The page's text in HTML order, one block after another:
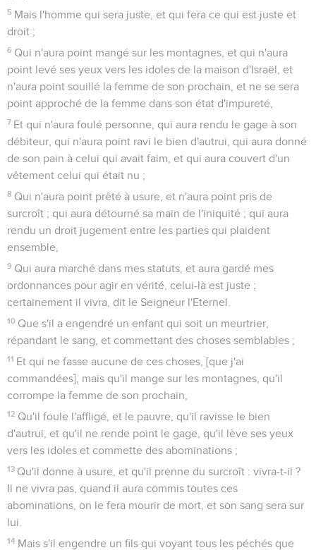
5 Mais l'homme qui sera juste, et qui fera ce qui est juste et
droit ;
6 Qui n'aura point mangé sur les montagnes, et qui n'aura
point levé ses yeux vers les idoles de la maison d'Israël, et
n'aura point souillé la femme de son prochain, et ne se sera
point approché de la femme dans son état d'impureté,
7 Et qui n'aura foulé personne, qui aura rendu le gage à son
débiteur, qui n'aura point ravi le bien d'autrui, qui aura donné
de son pain à celui qui avait faim, et qui aura couvert d'un
vêtement celui qui était nu ;
8 Qui n'aura point prêté à usure, et n'aura point pris de
surcroît ; qui aura détourné sa main de l'iniquité ; qui aura
rendu un droit jugement entre les parties qui plaident
ensemble,
9 Qui aura marché dans mes statuts, et aura gardé mes
ordonnances pour agir en vérité, celui-là est juste ;
certainement il vivra, dit le Seigneur l'Eternel.
10 Que s'il a engendré un enfant qui soit un meurtrier,
répandant le sang, et commettant des choses semblables ;
11 Et qui ne fasse aucune de ces choses, [que j'ai
commandées], mais qu'il mange sur les montagnes, qu'il
corrompe la femme de son prochain,
12 Qu'il foule l'affligé, et le pauvre, qu'il ravisse le bien
d'autrui, et qu'il ne rende point le gage, qu'il lève ses yeux
vers les idoles et commette des abominations ;
13 Qu'il donne à usure, et qu'il prenne du surcroît : vivra-t-il ?
Il ne vivra pas, quand il aura commis toutes ces
abominations, on le fera mourir de mort, et son sang sera sur
lui.
14 Mais s'il engendre un fils qui voyant tous les péchés que